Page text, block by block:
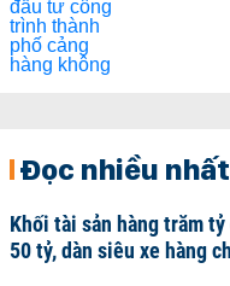
Đọc nhiều nhất
Khối tài sản hàng trăm
50 tỷ, dàn siêu xe hàng